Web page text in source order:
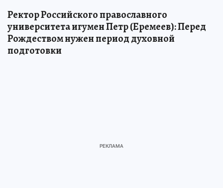
Ректор Российского православного
университета игумен Петр (Еремеев): Перед
Рождеством нужен период духовной
подготовки